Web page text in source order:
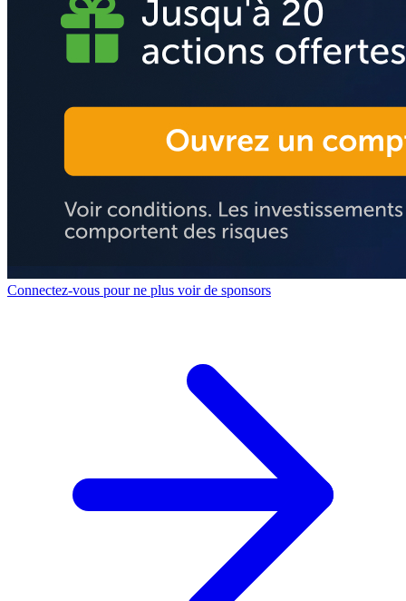
Connectez-vous pour ne plus voir de sponsors